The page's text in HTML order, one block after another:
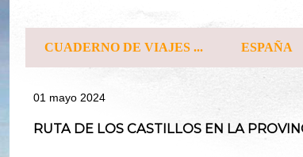
CUADERNO DE VIAJES ... ESPAÑA
01 mayo 2024
RUTA DE LOS CASTILLOS EN LA